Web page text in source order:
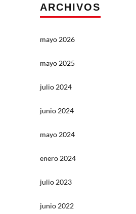
ARCHIVOS
mayo 2026
mayo 2025
julio 2024
junio 2024
mayo 2024
enero 2024
julio 2023
junio 2022